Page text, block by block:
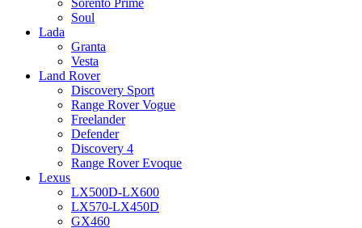
Soul
Lada
Granta
Vesta
Land Rover
Discovery Sport
Range Rover Vogue
Freelander
Defender
Discovery 4
Range Rover Evoque
Lexus
LX500D-LX600
LX570-LX450D
GX460